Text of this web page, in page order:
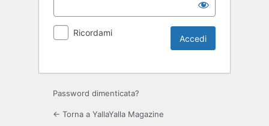
Ricordami
Password dimenticata?
← Torna a YallaYalla Magazine